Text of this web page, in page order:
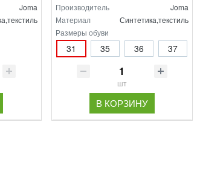
Joma
Производитель
Joma
Материал
Синтетика,текстиль
Размеры обуви
31 35 36 37
шт
В КОРЗИНУ